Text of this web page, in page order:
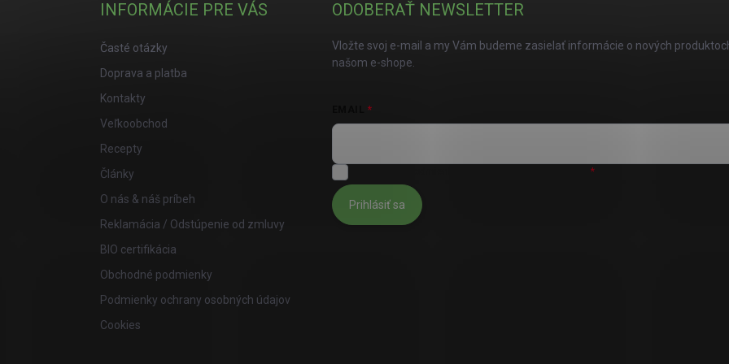
INFORMÁCIE PRE VÁS
Časté otázky
Doprava a platba
Kontakty
Veľkoobchod
Recepty
Články
O nás & náš príbeh
Reklamácia / Odstúpenie od zmluvy
BIO certifikácia
Obchodné podmienky
Podmienky ochrany osobných údajov
Cookies
ODOBERAŤ NEWSLETTER
Vložte svoj e-mail a my Vám budeme zasielať informácie o nových
našom e-shope.
Prihlásiť sa